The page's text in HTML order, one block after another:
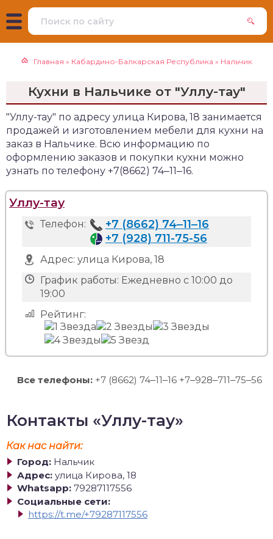
Главная » Кабардино-Балкарская Республика » Нальчик
Кухни в Нальчике от "Уллу-тау"
"Уллу-тау" по адресу улица Кирова, 18 занимается
продажей и изготовлением мебели для кухни на
заказ в Нальчике. Всю информацию по
оформлению заказов и покупки кухни можно
узнать по телефону +7(8662) 74‒11‒16.
Уллу-тау
Телефон:
+7 (8662) 74‒11‒16
+7 (928) 711-75-56
Адрес: улица Кирова, 18
График работы: Ежедневно с 10:00 до
19:00
Рейтинг:
Все телефоны: +7 (8662) 74‒11‒16 +7‒928‒711‒75‒56
Контакты «Уллу-тау»
Как нас найти:
Город: Нальчик
Адрес: улица Кирова, 18
Whatsapp: 79287117556
Социальные сети:
https://t.me/+79287117556